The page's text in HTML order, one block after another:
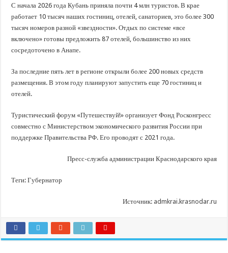
С начала 2026 года Кубань приняла почти 4 млн туристов. В крае
работает 10 тысяч наших гостиниц, отелей, санаториев, это более 300
тысяч номеров разной «звездности». Отдых по системе «все
включено» готовы предложить 87 отелей, большинство из них
сосредоточено в Анапе.
За последние пять лет в регионе открыли более 200 новых средств
размещения. В этом году планируют запустить еще 70 гостиниц и
отелей.
Туристический форум «Путешествуй!» организует Фонд Росконгресс
совместно с Министерством экономического развития России при
поддержке Правительства РФ. Его проводят с 2021 года.
Пресс-служба администрации Краснодарского края
Теги: Губернатор
Источник: admkrai.krasnodar.ru